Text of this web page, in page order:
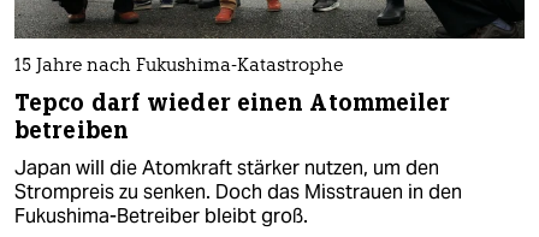
15 Jahre nach Fukushima-Katastrophe
Tepco darf wieder einen Atommeiler
betreiben
Japan will die Atomkraft stärker nutzen, um den
Strompreis zu senken. Doch das Misstrauen in den
Fukushima-Betreiber bleibt groß.